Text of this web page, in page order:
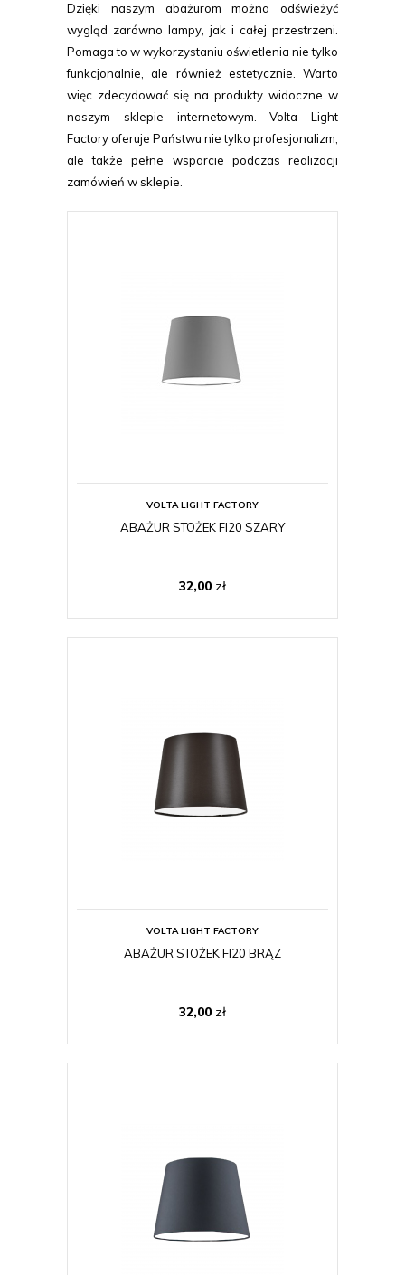
Dzięki naszym abażurom można odświeżyć
wygląd zarówno lampy, jak i całej przestrzeni.
Pomaga to w wykorzystaniu oświetlenia nie tylko
funkcjonalnie, ale również estetycznie. Warto
więc zdecydować się na produkty widoczne w
naszym sklepie internetowym. Volta Light
Factory oferuje Państwu nie tylko profesjonalizm,
ale także pełne wsparcie podczas realizacji
zamówień w sklepie.
VOLTA LIGHT FACTORY
ABAŻUR STOŻEK FI20 SZARY
32,00 zł
VOLTA LIGHT FACTORY
ABAŻUR STOŻEK FI20 BRĄZ
32,00 zł